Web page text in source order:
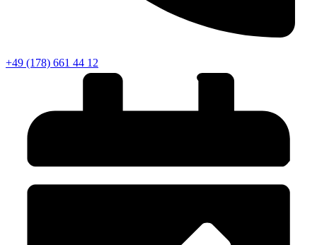
+49 (178) 661 44 12